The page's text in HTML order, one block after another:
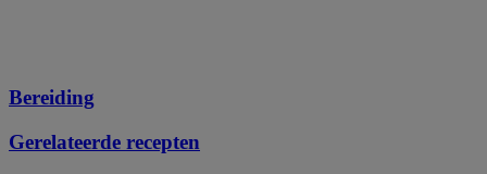
Bereiding
Gerelateerde recepten